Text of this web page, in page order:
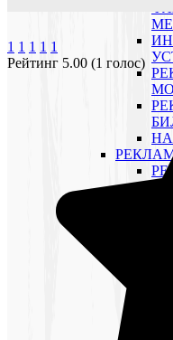
1 1 1 1 1
Рейтинг 5.00 (1 голос)